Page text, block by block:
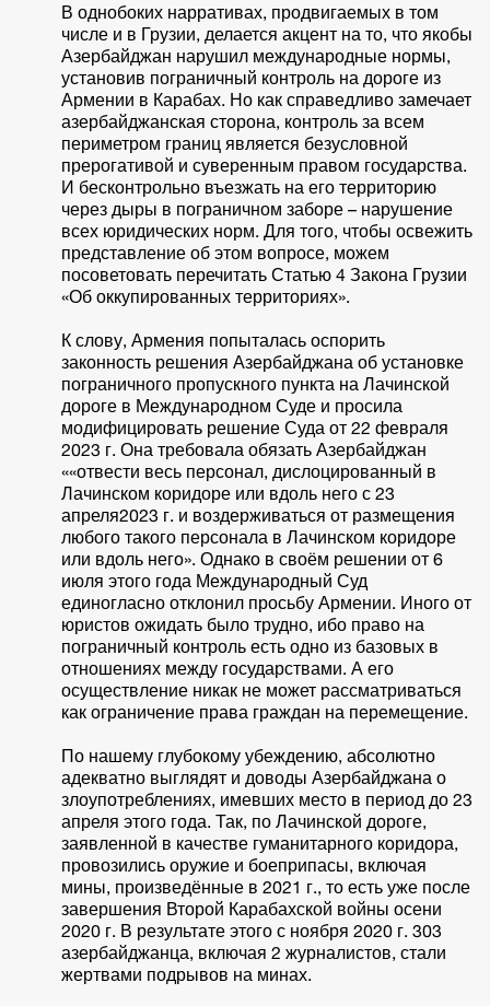
В однобоких нарративах, продвигаемых в том
числе и в Грузии, делается акцент на то, что якобы
Азербайджан нарушил международные нормы,
установив пограничный контроль на дороге из
Армении в Карабах. Но как справедливо замечает
азербайджанская сторона, контроль за всем
периметром границ является безусловной
прерогативой и суверенным правом государства.
И бесконтрольно въезжать на его территорию
через дыры в пограничном заборе – нарушение
всех юридических норм. Для того, чтобы освежить
представление об этом вопросе, можем
посоветовать перечитать Статью 4 Закона Грузии
«Об оккупированных территориях».
К слову, Армения попыталась оспорить
законность решения Азербайджана об установке
пограничного пропускного пункта на Лачинской
дороге в Международном Суде и просила
модифицировать решение Суда от 22 февраля
2023 г. Она требовала обязать Азербайджан
««отвести весь персонал, дислоцированный в
Лачинском коридоре или вдоль него с 23
апреля2023 г. и воздерживаться от размещения
любого такого персонала в Лачинском коридоре
или вдоль него». Однако в своём решении от 6
июля этого года Международный Суд
единогласно отклонил просьбу Армении. Иного от
юристов ожидать было трудно, ибо право на
пограничный контроль есть одно из базовых в
отношениях между государствами. А его
осуществление никак не может рассматриваться
как ограничение права граждан на перемещение.
По нашему глубокому убеждению, абсолютно
адекватно выглядят и доводы Азербайджана о
злоупотреблениях, имевших место в период до 23
апреля этого года. Так, по Лачинской дороге,
заявленной в качестве гуманитарного коридора,
провозились оружие и боеприпасы, включая
мины, произведённые в 2021 г., то есть уже после
завершения Второй Карабахской войны осени
2020 г. В результате этого с ноября 2020 г. 303
азербайджанца, включая 2 журналистов, стали
жертвами подрывов на минах.